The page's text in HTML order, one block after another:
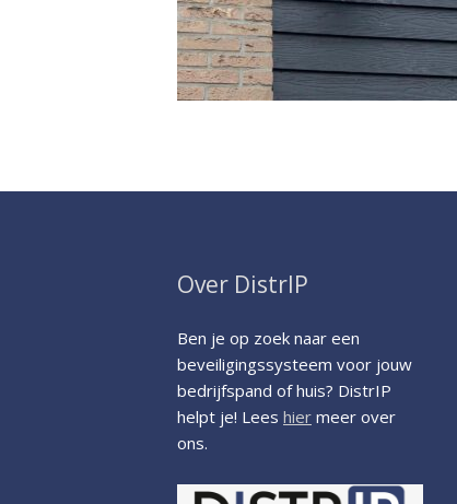
Over DistrIP
Ben je op zoek naar een
beveiligingssysteem voor jouw
bedrijfspand of huis? DistrIP
helpt je! Lees hier meer over
ons.